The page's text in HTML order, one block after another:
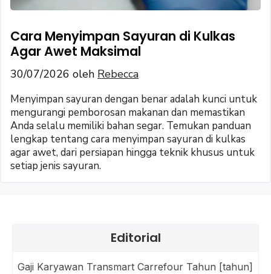
Cara Menyimpan Sayuran di Kulkas
Agar Awet Maksimal
30/07/2026 oleh Rebecca
Menyimpan sayuran dengan benar adalah kunci untuk
mengurangi pemborosan makanan dan memastikan
Anda selalu memiliki bahan segar. Temukan panduan
lengkap tentang cara menyimpan sayuran di kulkas
agar awet, dari persiapan hingga teknik khusus untuk
setiap jenis sayuran.
Editorial
Gaji Karyawan Transmart Carrefour Tahun [tahun]